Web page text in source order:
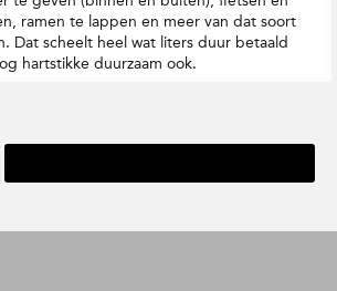
ramen te lappen en meer van dat soort
Dat scheelt heel wat liters duur betaald
hartstikke duurzaam ook.